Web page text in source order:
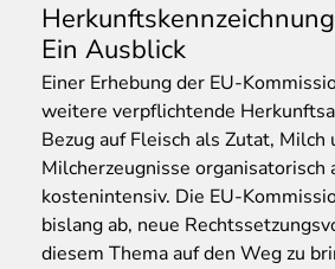
Ein Ausblick
Einer Erhebung der EU-
weitere verpflichtende
Bezug auf Fleisch als Zutat, Milch
Milcherzeugnisse organisatorisch
kostenintensiv. Die EU-
bislang ab, neue
diesem Thema auf den Weg zu